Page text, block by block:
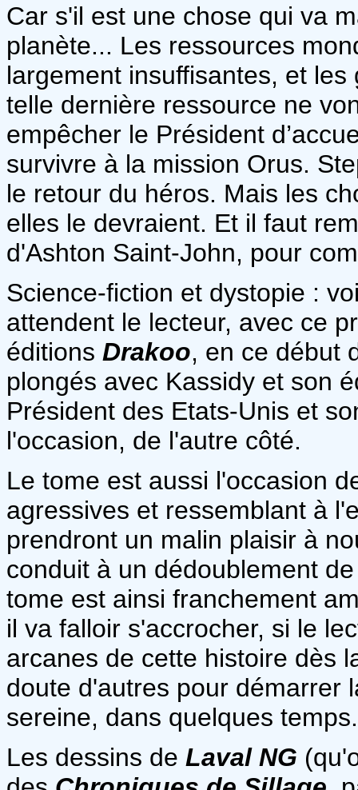
Car s'il est une chose qui va
planète... Les ressources
largement insuffisantes, et
telle dernière ressource ne
empêcher le Président
survivre à la mission Orus.
le retour du héros. Mais les
elles le devraient. Et il faut
d'Ashton Saint-John, pour
Science-fiction et dystopie :
attendent le lecteur, avec ce
éditions Drakoo, en ce début
plongés avec Kassidy et son
Président des Etats-Unis et
l'occasion, de l'autre côté.
Le tome est aussi l'occasion
agressives et ressemblant à
prendront un malin plaisir à
conduit à un dédoublement
tome est ainsi franchement
il va falloir s'accrocher, si le
arcanes de cette histoire dès
doute d'autres pour démarrer
sereine, dans quelques temps.
Les dessins de Laval NG